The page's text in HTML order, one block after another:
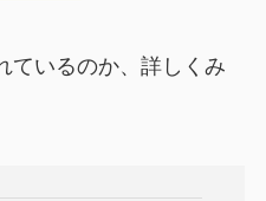
ているのか、詳しくみ